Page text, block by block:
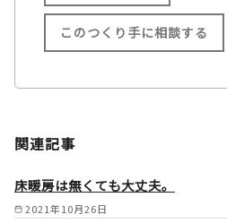
施工範囲
祝町/本巣市/大
このつくり手に相談する
関連記事
2021年10月26日
床暖房は無くても大丈夫。